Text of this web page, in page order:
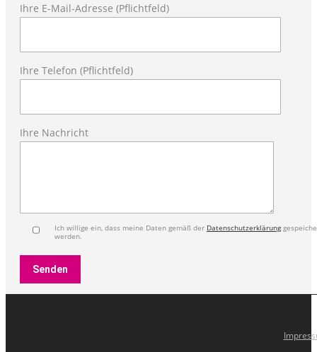
Ihre E-Mail-Adresse (Pflichtfeld)
Ihre Telefon (Pflichtfeld)
Ihre Nachricht
Ich willige ein, dass meine Daten gemäß der Datenschutzerklärung
werden.